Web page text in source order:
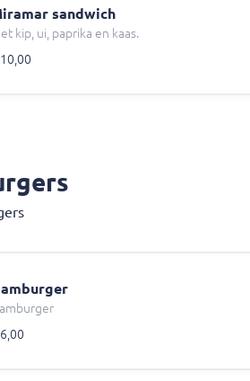
sandwich
kip, ui, paprika en kaas.